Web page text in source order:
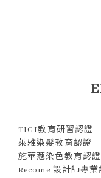
TIGI教育研習認證
萊雅染髮教育認證
施華蔻染色教育認證
Recome 設計師專